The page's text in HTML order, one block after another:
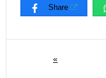
Share
«